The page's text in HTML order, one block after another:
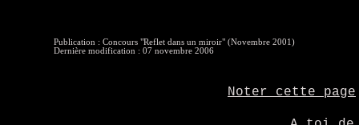
Publication : Concours "Reflet dans un miroir" (Novembre 2001)
Dernière modification : 07 novembre 2006
Noter cette page